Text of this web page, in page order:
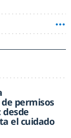
permisos
desde
el cuidado